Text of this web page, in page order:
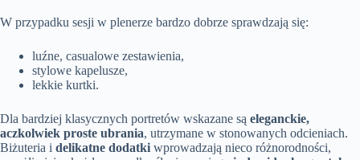
W przypadku sesji w plenerze bardzo dobrze sprawdzają się:
luźne, casualowe zestawienia,
stylowe kapelusze,
lekkie kurtki.
Dla bardziej klasycznych portretów wskazane są eleganckie,
aczkolwiek proste ubrania, utrzymane w stonowanych odcieniach.
Biżuteria i delikatne dodatki wprowadzają nieco różnorodności,